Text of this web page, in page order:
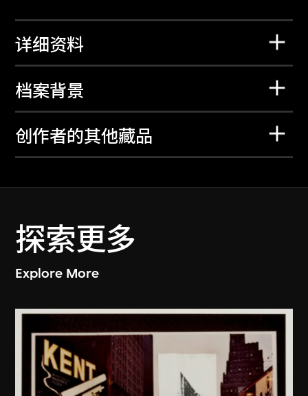
详细资料
档案背景
创作者的其他藏品
探索更多
Explore More